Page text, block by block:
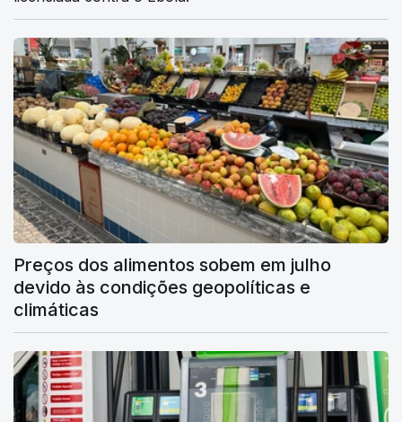
Preços dos alimentos sobem em julho
devido às condições geopolíticas e
climáticas